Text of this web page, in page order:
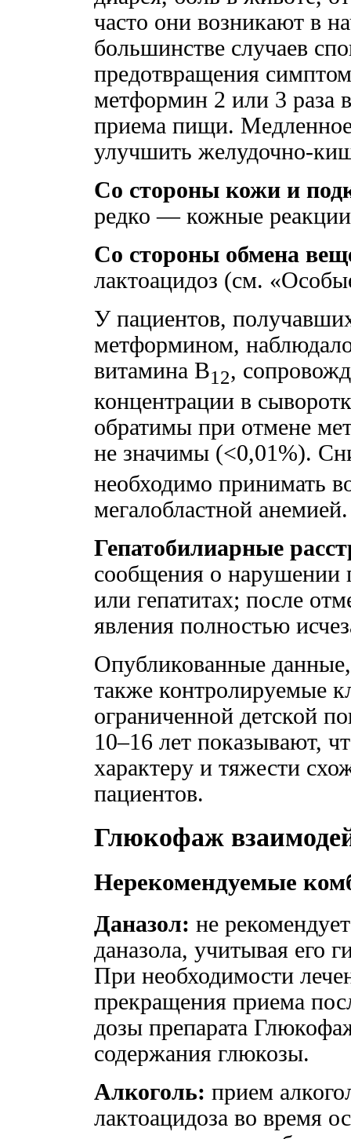
часто они возникают в
большинстве случаев
предотвращения
метформин 2 или 3 раза
приема пищи.
улучшить желудочно-
Со стороны кожи и
редко — кожные
Со стороны обмена
лактоацидоз (см.
У пациентов,
метформином,
витамина В12,
концентрации в
обратимы при отмене
не значимы (<0,01%).
необходимо принимать
мегалобластной анемией.
Гепатобилиарные
сообщения о нарушении
или гепатитах; после
явления полностью
Опубликованные
также контролируемые
ограниченной детской
10–16 лет показывают,
характеру и тяжести
пациентов.
Глюкофаж
Нерекомендуемые
Даназол: не
даназола, учитывая его
При необходимости
прекращения приема
дозы препарата
содержания глюкозы.
Алкоголь: прием
лактоацидоза во время